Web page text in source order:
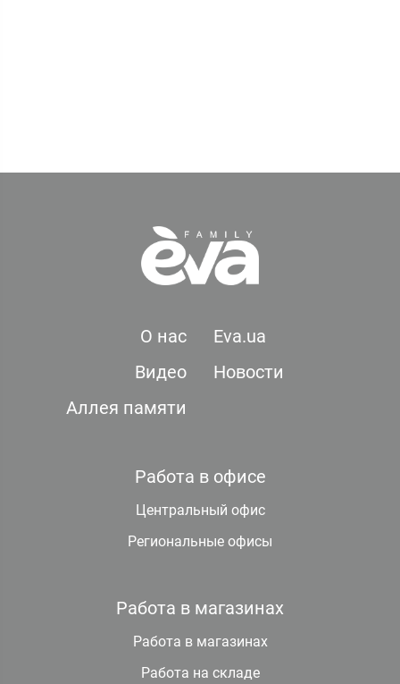
О нас
Eva.ua
Видео
Новости
Аллея памяти
Работа в офисе
Центральный офис
Региональные офисы
Работа в магазинах
Работа в магазинах
Работа на складе